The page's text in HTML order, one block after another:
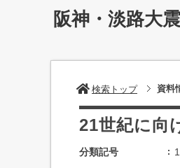
阪神・淡路大
検索トップ 資料
21世紀に向
分類記号